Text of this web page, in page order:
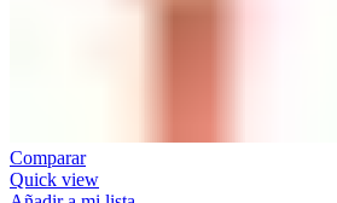
Comparar
Quick view